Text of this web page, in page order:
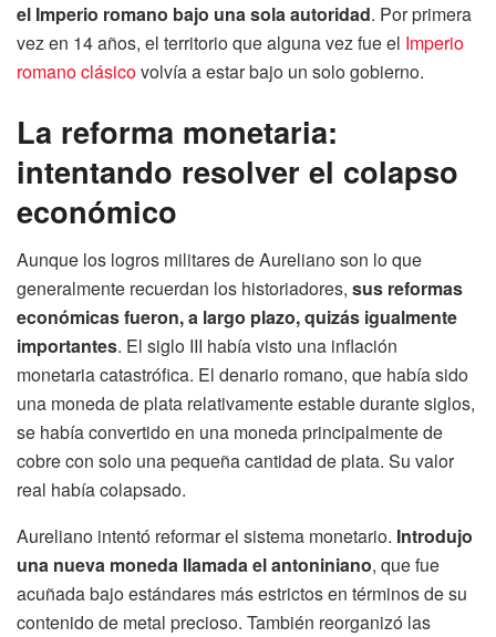
el Imperio romano bajo una sola autoridad. Por primera
vez en 14 años, el territorio que alguna vez fue el Imperio
romano clásicovolvía a estar bajo un solo gobierno.
La reforma monetaria:
intentando resolver el colapso
económico
Aunque los logros militares de Aureliano son lo que
generalmente recuerdan los historiadores, sus reformas
económicas fueron, a largo plazo, quizás igualmente
importantes. El siglo III había visto una inflación
monetaria catastrófica. El denario romano, que había sido
una moneda de plata relativamente estable durante siglos,
se había convertido en una moneda principalmente de
cobre con solo una pequeña cantidad de plata. Su valor
real había colapsado.
Aureliano intentó reformar el sistema monetario. Introdujo
una nueva moneda llamada el antoniniano, que fue
acuñada bajo estándares más estrictos en términos de su
contenido de metal precioso. También reorganizó las